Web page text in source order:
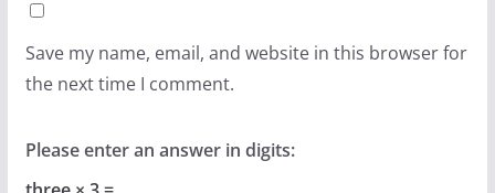
Save my name, email, and website in this browser for
the next time I comment.
Please enter an answer in digits: